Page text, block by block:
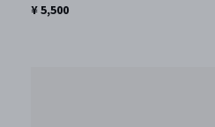
¥ 5,500